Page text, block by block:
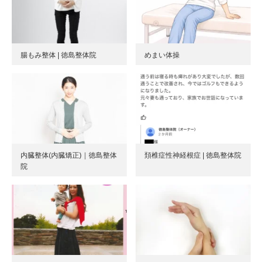
腸もみ整体 | 徳島整体院 めまい体操
内臓整体(内臓矯正)｜徳島整体
院
頚椎症性神経根症 | 徳島整体院